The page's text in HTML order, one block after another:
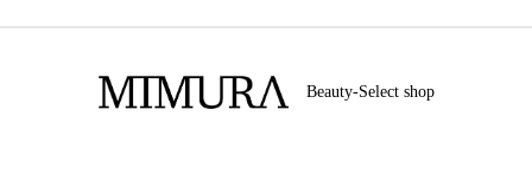
Beauty-Select shop